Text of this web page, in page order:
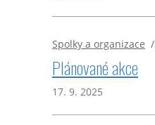
Spolky a organizace /
Plánované akce
17. 9. 2025